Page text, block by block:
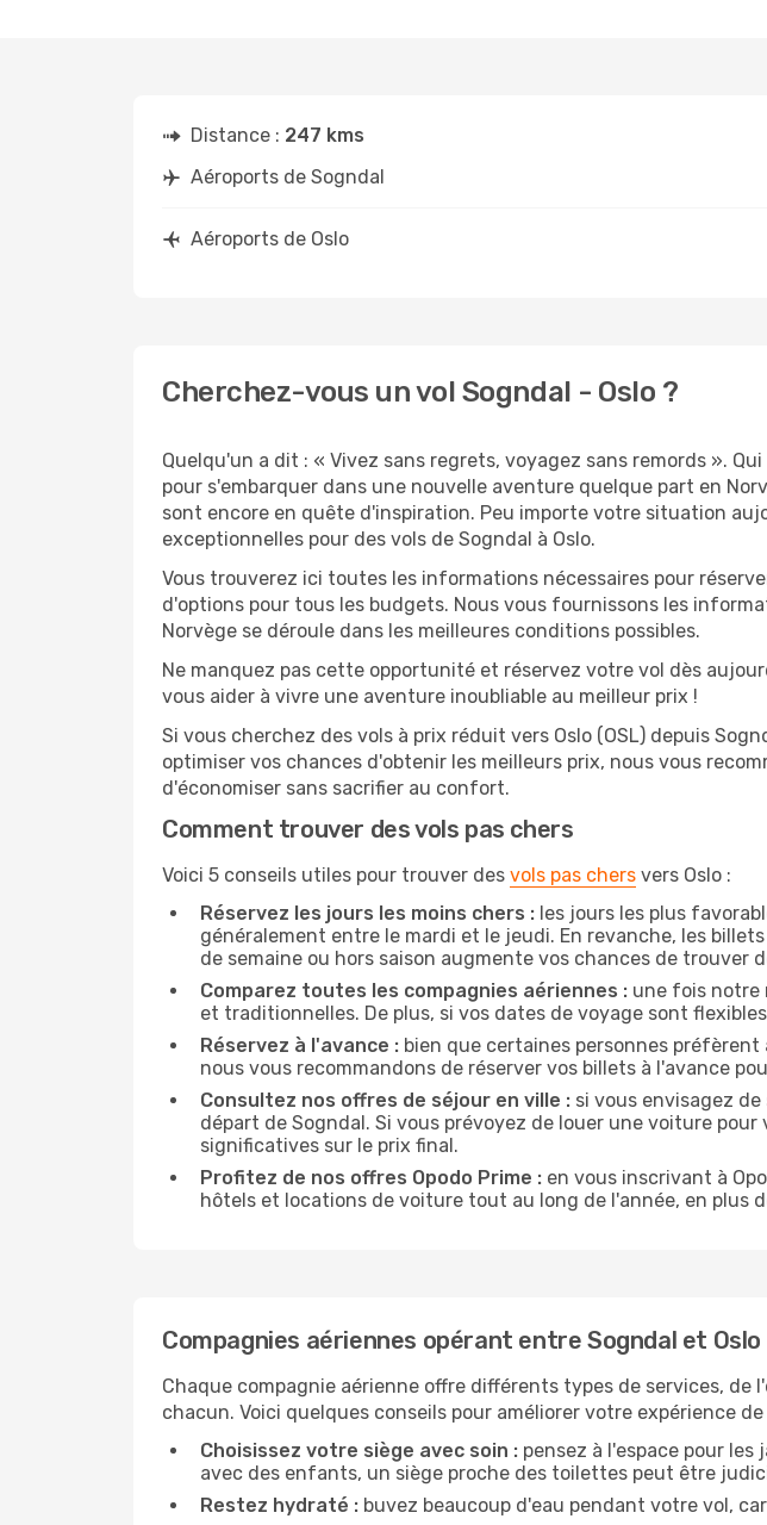
Distance : 247 kms
Aéroports de Sogndal
Aéroports de Oslo
Cherchez-vous un vol Sogndal - Oslo ?
Quelqu'un a dit : « Vivez sans regrets, voyagez sans remords ».
pour s'embarquer dans une nouvelle aventure quelque part en
sont encore en quête d'inspiration. Peu importe votre situation
exceptionnelles pour des vols de Sogndal à Oslo.
Vous trouverez ici toutes les informations nécessaires pour
d'options pour tous les budgets. Nous vous fournissons les
Norvège se déroule dans les meilleures conditions possibles.
Ne manquez pas cette opportunité et réservez votre vol dès
vous aider à vivre une aventure inoubliable au meilleur prix !
Si vous cherchez des vols à prix réduit vers Oslo (OSL) depuis
optimiser vos chances d'obtenir les meilleurs prix, nous vous
d'économiser sans sacrifier au confort.
Comment trouver des vols pas chers
Voici 5 conseils utiles pour trouver des vols pas chers vers Oslo :
Réservez les jours les moins chers : les jours les plus
généralement entre le mardi et le jeudi. En revanche, les
de semaine ou hors saison augmente vos chances de trouver
Comparez toutes les compagnies aériennes : une fois notre
et traditionnelles. De plus, si vos dates de voyage sont
Réservez à l'avance : bien que certaines personnes
nous vous recommandons de réserver vos billets à l'avance
Consultez nos offres de séjour en ville : si vous envisagez
départ de Sogndal. Si vous prévoyez de louer une voiture
significatives sur le prix final.
Profitez de nos offres Opodo Prime : en vous inscrivant à
hôtels et locations de voiture tout au long de l'année, en plus
Compagnies aériennes opérant entre Sogndal et Oslo
Chaque compagnie aérienne offre différents types de services,
chacun. Voici quelques conseils pour améliorer votre expérience de
Choisissez votre siège avec soin : pensez à l'espace pour les
avec des enfants, un siège proche des toilettes peut être
Restez hydraté : buvez beaucoup d'eau pendant votre vol,